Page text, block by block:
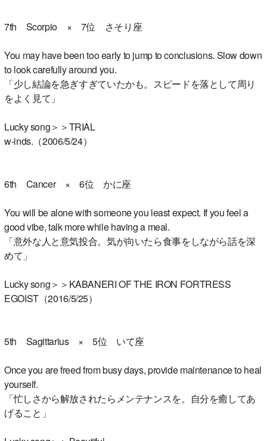
7th Scorpio × 7位 さそり座
You may have been too early to jump to conclusions. Slow down
to look carefully around you.
「少し結論を急ぎすぎていたかも。スピードを落として周り
をよく見て」
Lucky song＞＞TRIAL
w-inds.（2006/5/24）
6th Cancer × 6位 かに座
You will be alone with someone you least expect. If you feel a
good vibe, talk more while having a meal.
「意外な人と意気投合。気が向いたら食事をしながら話を深
めて」
Lucky song＞＞KABANERI OF THE IRON FORTRESS
EGOIST（2016/5/25）
5th Sagittarius × 5位 いて座
Once you are freed from busy days, provide maintenance to heal
yourself.
「忙しさから解放されたらメンテナンスを。自分を癒してあ
げること」